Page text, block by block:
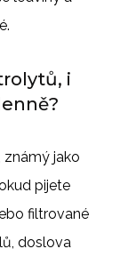
i
známý jako
pijete
filtrované
doslova